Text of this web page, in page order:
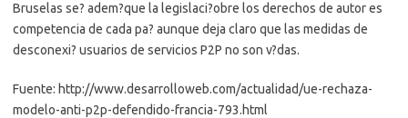
Bruselas se? adem?que la legislaci?obre los derechos de autor es
competencia de cada pa? aunque deja claro que las medidas de
desconexi? usuarios de servicios P2P no son v?das.
Fuente: http://www.desarrolloweb.com/actualidad/ue-rechaza-
modelo-anti-p2p-defendido-francia-793.html